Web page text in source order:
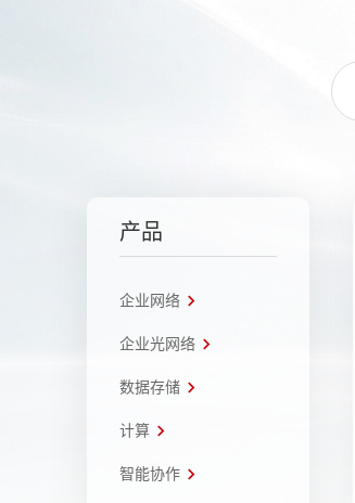
产品
企业网络
企业光网络
数据存储
计算
智能协作